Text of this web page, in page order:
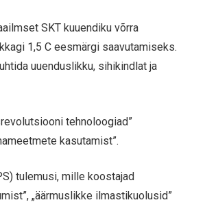
SKT kuuendiku võrra
1,5 C eesmärgi saavutamiseks.
uuenduslikku, sihikindlat ja
tehnoloogiad”
kasutamist”.
tulemusi, mille koostajad
„äärmuslikke ilmastikuolusid”